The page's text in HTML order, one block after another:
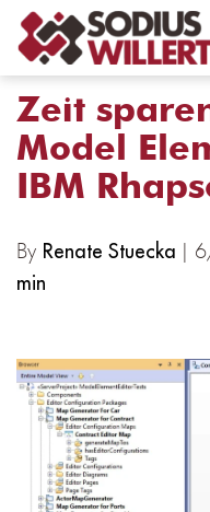
Zeit
Model
IBM
By Renate Stuecka |
min